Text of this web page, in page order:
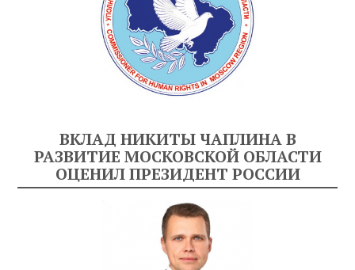
ВКЛАД НИКИТЫ ЧАПЛИНА В
РАЗВИТИЕ МОСКОВСКОЙ ОБЛАСТИ
ОЦЕНИЛ ПРЕЗИДЕНТ РОССИИ